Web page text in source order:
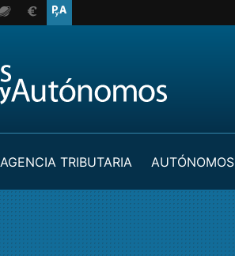
AGENCIA TRIBUTARIA AUTÓNOMOS